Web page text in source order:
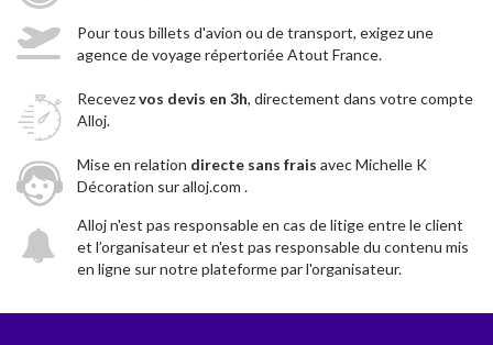
Pour tous billets d'avion ou de transport, exigez une
agence de voyage répertoriée Atout France.
Recevezvos devis en 3h, directement dans votre compte
Alloj.
Mise en relation directe sans frais avec Michelle K
Décoration sur alloj.com .
Alloj n'est pas responsable en cas de litige entre le client
et l’organisateur et n'est pas responsable du contenu mis
en ligne sur notre plateforme par l'organisateur.